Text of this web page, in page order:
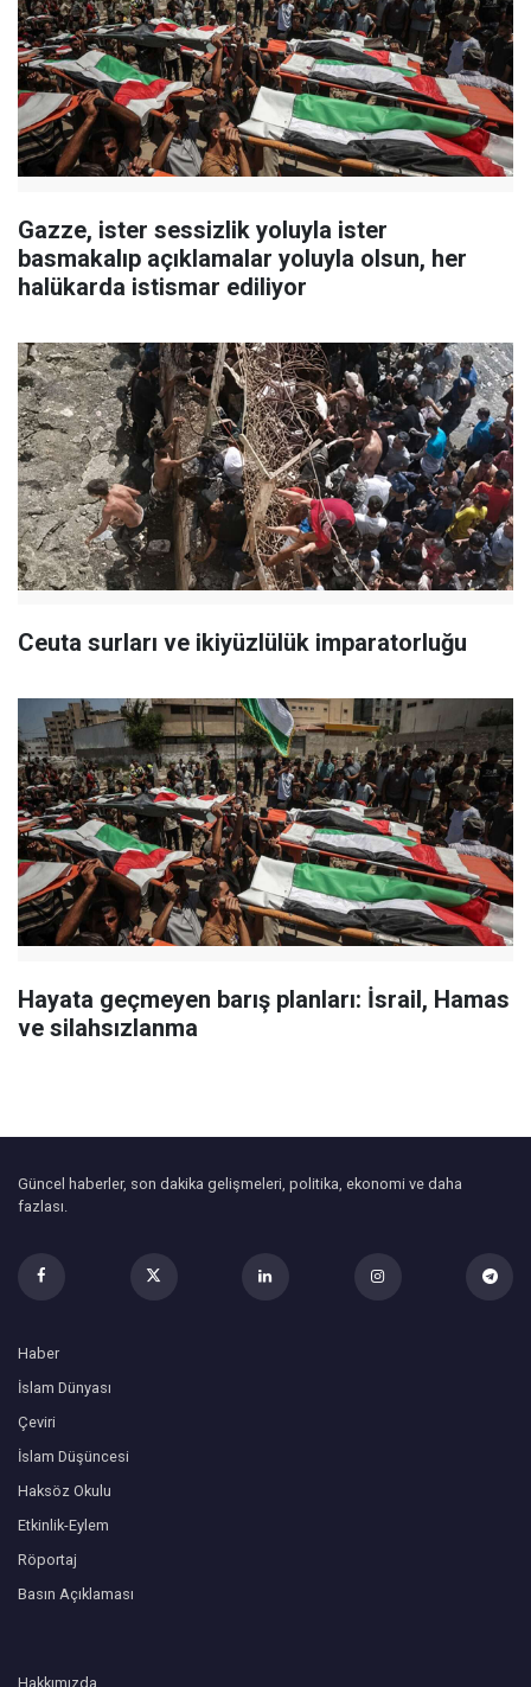
Gazze, ister sessizlik yoluyla ister
basmakalıp açıklamalar yoluyla olsun, her
halükarda istismar ediliyor
Ceuta surları ve ikiyüzlülük imparatorluğu
Hayata geçmeyen barış planları: İsrail, Hamas
ve silahsızlanma
Güncel haberler, son dakika gelişmeleri, politika, ekonomi ve daha
fazlası.
Haber
İslam Dünyası
Çeviri
İslam Düşüncesi
Haksöz Okulu
Etkinlik-Eylem
Röportaj
Basın Açıklaması
Hakkımızda